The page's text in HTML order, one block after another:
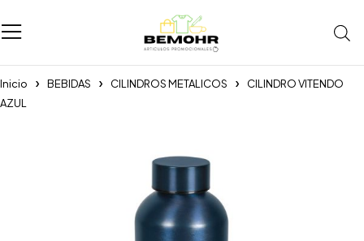
Inicio BEBIDAS CILINDROS METALICOS
CILINDRO VITENDO
AZUL